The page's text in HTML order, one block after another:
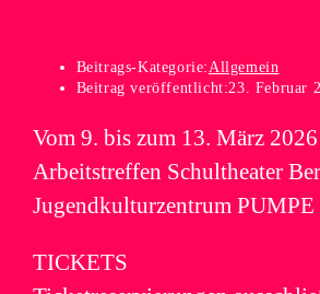
Beitrags-Kategorie: Allgemein
Beitrag veröffentlicht:23. Februar
Vom 9. bis zum 13. März
Arbeitstreffen Schultheater
Jugendkulturzentrum PUMPE
TICKETS